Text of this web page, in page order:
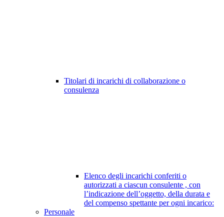
Titolari di incarichi di collaborazione o
consulenza
Elenco degli incarichi conferiti o
autorizzati a ciascun consulente , con
l’indicazione dell’oggetto, della durata e
del compenso spettante per ogni incarico:
Personale